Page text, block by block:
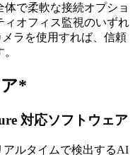
で柔軟な接続オプショ
ィオフィス監視のいずれ
ラを使用すれば、信頼
*
対応ソフトウェア
アルタイムで検出するAI